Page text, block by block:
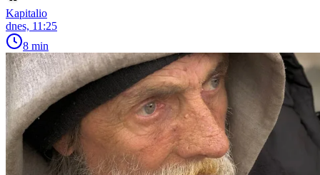
Kapitalio
dnes, 11:25
8 min